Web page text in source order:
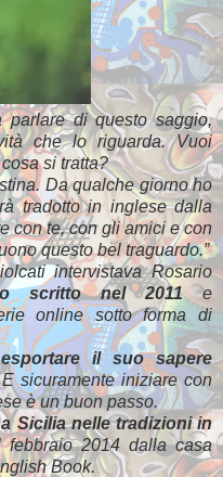
di questo saggio,
che lo riguarda. Vuoi
si tratta?
Da qualche giorno ho
tradotto in inglese dalla
con te, con gli amici e con
questo bel traguardo.”
intervistava Rosario
scritto nel 2011e
online sotto forma di
esportare il suo sapere
sicuramente iniziare con
è un buon passo.
Sicilia nelle tradizioni in
febbraio 2014 dalla casa
Book.